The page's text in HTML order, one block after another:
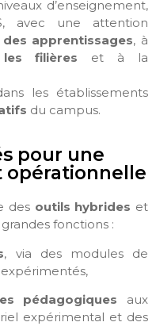
d’enseignement,
avec une attention
apprentissages, à
filières et à la
les établissements
du campus.
pour une
opérationnelle
des outils hybrides et
fonctions :
, via des modules de
pédagogiques aux
expérimental et des